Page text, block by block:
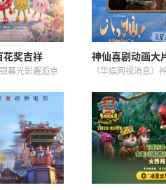
花奖吉祥
宣
幕光影邂逅京
日正式发布官
六位软萌“花
相。百花奖...
神仙喜剧动画大
情义特辑 凡人
（华娱网视消息）
凡人之间彼此扶持
情义，细腻动人。
牟正洋导演、编剧
中...